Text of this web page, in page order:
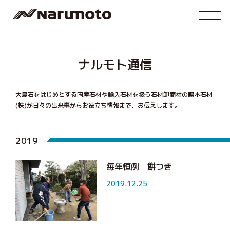
ナルモト通信
大島石をはじめとする国産石材や輸入石材を扱う石材卸商社の鳴本石材
(株)が日々の出来事からお役立ち情報まで、お伝えします。
2019
毎年恒例 餅つき
2019.12.25